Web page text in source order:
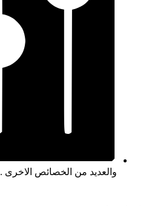
والعديد من الخصائص الاخرى .